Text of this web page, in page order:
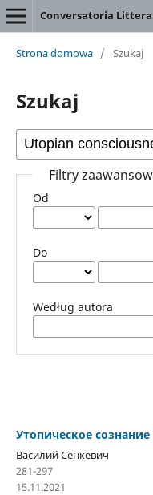
Conversatoria
Strona domowa / Szukaj
Szukaj
Filtry
Od
Do
Według autora
Утопическое
Василий Сенкевич
281-297
15.11.2021